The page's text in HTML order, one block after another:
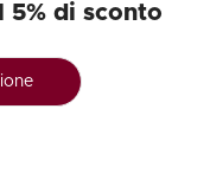
5% di sconto